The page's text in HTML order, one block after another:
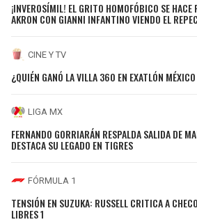
¡INVEROSÍMIL! EL GRITO HOMOFÓBICO SE HACE
AKRON CON GIANNI INFANTINO VIENDO EL
CINE Y TV
¿QUIÉN GANÓ LA VILLA 360 EN EXATLÓN
LIGA MX
FERNANDO GORRIARÁN RESPALDA SALIDA DE
DESTACA SU LEGADO EN TIGRES
FÓRMULA 1
TENSIÓN EN SUZUKA: RUSSELL CRITICA A
LIBRES 1